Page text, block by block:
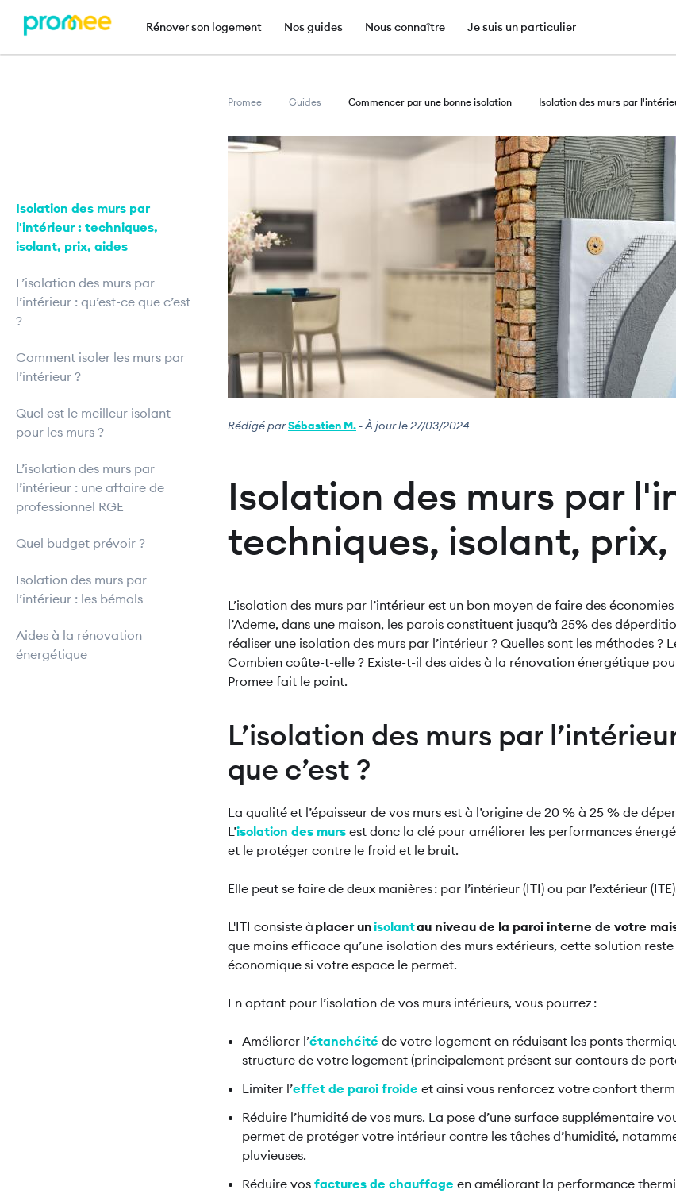
au
principal
Navigation principale
Rénover son logement Nos guides Nous connaître Je suis un particulier
Isolation des murs par
l'intérieur : techniques,
isolant, prix, aides
L’isolation des murs par
l’intérieur : qu’est-ce que c’est
?
Comment isoler les murs par
l’intérieur ?
Quel est le meilleur isolant
pour les murs ?
L’isolation des murs par
l’intérieur : une affaire de
professionnel RGE
Quel budget prévoir ?
Isolation des murs par
l’intérieur : les bémols
Aides à la rénovation
énergétique
Promee Guides Commencer par une bonne isolation Isolation des murs par
Image
Rédigé parSébastien M. - À jour le 27/03/2024
Isolation des murs par
techniques, isolant,
L’isolation des murs par l’intérieur est un bon moyen de faire des
l’Ademe, dans une maison, les parois constituent jusqu’à 25% des
réaliser une isolation des murs par l’intérieur ? Quelles sont les méthodes ?
Combien coûte-t-elle ? Existe-t-il des aides à la rénovation énergétique
Promee fait le point.
L’isolation des murs par
que c’est ?
La qualité et l’épaisseur de vos murs est à l’origine de 20 % à 25 % de
L’isolation des murs est donc la clé pour améliorer les performances
et le protéger contre le froid et le bruit.
Elle peut se faire de deux manières : par l’intérieur (ITI) ou par l’extérieur
L'ITI consiste à placer unisolantau niveau de la paroi interne de votre
que moins efficace qu’une isolation des murs extérieurs, cette solution
économique si votre espace le permet.
En optant pour l’isolation de vos murs intérieurs, vous pourrez :
Améliorer l’étanchéité de votre logement en réduisant les ponts
structure de votre logement (principalement présent sur contours de
Limiter l’effet de paroi froide et ainsi vous renforcez votre confort
Réduire l’humidité de vos murs. La pose d’une surface supplémentaire
permet de protéger votre intérieur contre les tâches d’humidité,
pluvieuses.
Réduire vos factures de chauffage en améliorant la performance